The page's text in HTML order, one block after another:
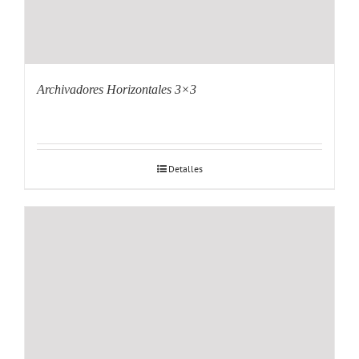
Archivadores Horizontales 3×3
Detalles